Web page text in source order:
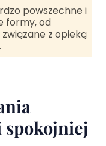
powszechne i
formy, od
z opieką
spokojniej